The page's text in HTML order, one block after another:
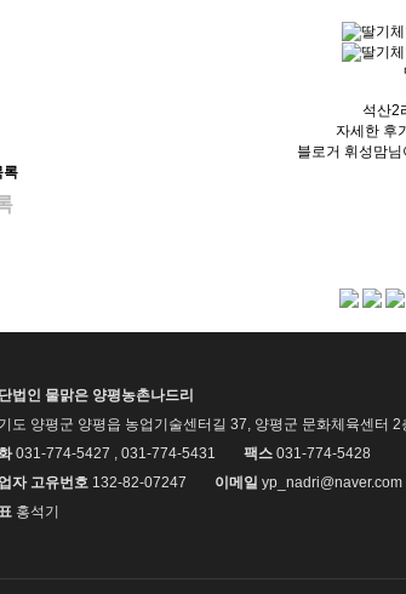
석산2
자세한 후
블로거 휘성맘
록
법인 물맑은 양평농촌나드리
도 양평군 양평읍 농업기술센터길 37, 양평군 문화체육센터 2
031-774-5427 , 031-774-5431 팩스 031-774-5428
자 고유번호 132-82-07247 이메일 yp_nadri@naver.com
홍석기